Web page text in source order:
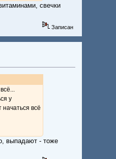
свечки
Записан
у
всё
выпадают - тоже